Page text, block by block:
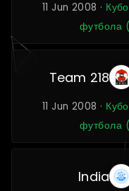
11 Jun 2008 ·
футбола
Team 218
11 Jun 2008 ·
футбола
India